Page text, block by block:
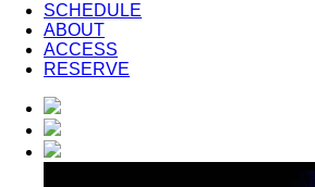
SCHEDULE
ABOUT
ACCESS
RESERVE